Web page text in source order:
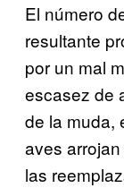
El número
resultante
por un mal
escasez de
de la muda,
aves
las